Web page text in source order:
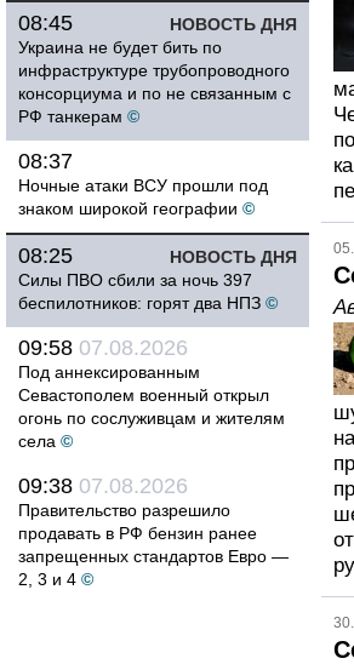
НОВОСТЬ ДНЯ
08:45
Украина не будет бить по
инфраструктуре трубопроводного
консорциума и по не связанным с
РФ танкерам ©
08:37
Ночные атаки ВСУ прошли под
знаком широкой географии ©
НОВОСТЬ ДНЯ
08:25
Силы ПВО сбили за ночь 397
беспилотников: горят два НПЗ ©
09:58 07.08.2026
Под аннексированным
Севастополем военный открыл
огонь по сослуживцам и жителям
села ©
09:38 07.08.2026
Правительство разрешило
продавать в РФ бензин ранее
запрещенных стандартов Евро —
2, 3 и 4 ©